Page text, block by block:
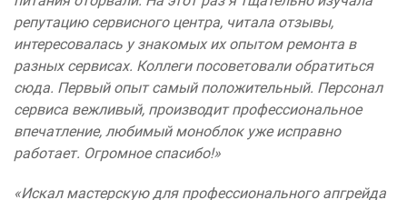
репутацию сервисного центра, читала отзывы,
интересовалась у знакомых их опытом ремонта в
разных сервисах. Коллеги посоветовали обратиться
сюда. Первый опыт самый положительный. Персонал
сервиса вежливый, производит профессиональное
впечатление, любимый моноблок уже исправно
работает. Огромное спасибо!»
«Искал мастерскую для профессионального апгрейда